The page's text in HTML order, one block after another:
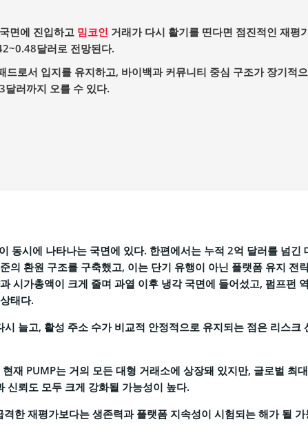
면에 진입하고 밈코인 거래가 다시 활기를 띤다면 점진적인 재평
달러로 전망된다.
로서 입지를 유지하고, 바이백과 커뮤니티 중심 구조가 장기적
러까지 오를 수 있다.
동시에 나타나는 국면에 있다. 한편에서는 누적 2억 달러를 넘긴
의 환원 구조를 구축했고, 이는 단기 유행이 아닌 플랫폼 유지 전
시가총액이 크게 줄며 과열 이후 냉각 국면에 들어섰고, 펌프펀
태다.
늘고, 활성 주소 수가 비교적 안정적으로 유지되는 점은 리스크
재 PUMP는 거의 모든 대형 거래소에 상장돼 있지만, 글로벌 최
신뢰도 모두 크게 강화될 가능성이 높다.
한 재평가보다는 생존력과 플랫폼 지속성이 시험되는 해가 될 가